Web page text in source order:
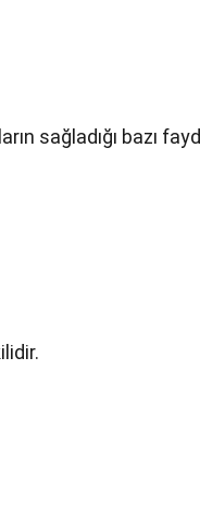
sağladığı bazı